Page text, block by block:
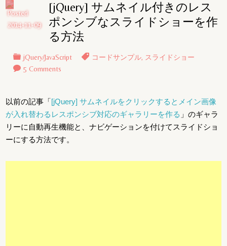
[jQuery] サムネイル付きのレス
ポンシブなスライドショーを作
る方法
jQuery/JavaScript コードサンプル, スライドショー
5 Comments
Posted
2014-11-09
以前の記事「[jQuery] サムネイルをクリックするとメイン画像
が入れ替わるレスポンシブ対応のギャラリーを作る 」のギャラ
リーに自動再生機能と、ナビゲーションを付けてスライドショ
ーにする方法です。